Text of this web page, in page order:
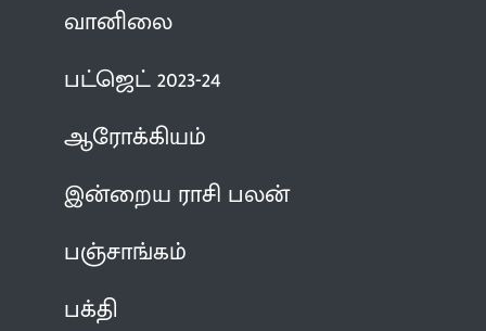
வானிலை
பட்ஜெட் 2023-24
ஆரோக்கியம்
இன்றைய ராசி பலன்
பஞ்சாங்கம்
பக்தி